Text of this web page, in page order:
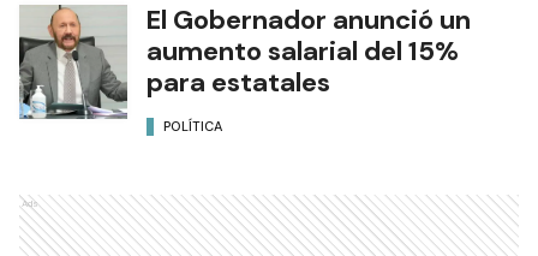
El Gobernador anunció un
aumento salarial del 15%
para estatales
POLÍTICA
Ads